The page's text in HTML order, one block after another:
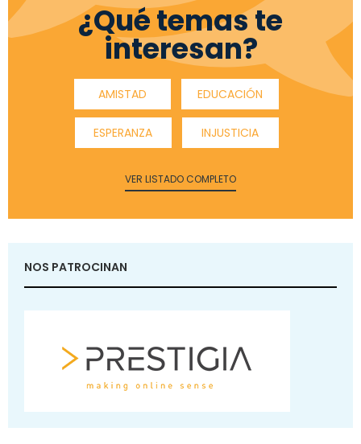
¿Qué temas te
interesan?
AMISTAD EDUCACIÓN
ESPERANZA INJUSTICIA
VER LISTADO COMPLETO
NOS PATROCINAN